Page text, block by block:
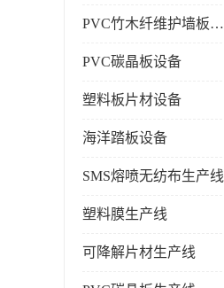
PVC竹木纤维护墙板设备
PVC碳晶板设备
塑料板片材设备
海洋踏板设备
SMS熔喷无纺布生产线
塑料膜生产线
可降解片材生产线